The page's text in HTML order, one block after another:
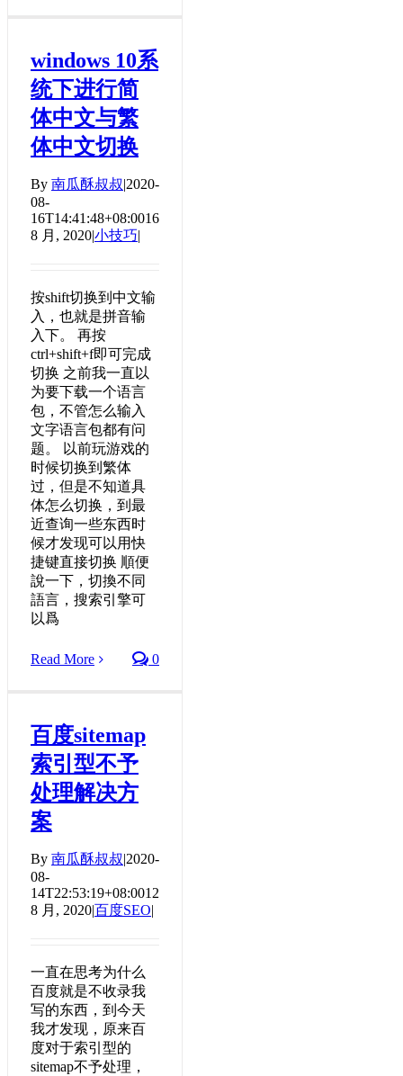
windows 10系
统下进行简
体中文与繁
体中文切换
By 南瓜酥叔叔|2020-
08-
16T14:41:48+08:0016
8 月, 2020|小技巧|
按shift切换到中文输
入，也就是拼音输
入下。 再按
ctrl+shift+f即可完成
切换 之前我一直以
为要下载一个语言
包，不管怎么输入
文字语言包都有问
题。 以前玩游戏的
时候切换到繁体
过，但是不知道具
体怎么切换，到最
近查询一些东西时
候才发现可以用快
捷键直接切换 順便
說一下，切換不同
語言，搜索引擎可
以爲
Read More 0
百度sitemap
索引型不予
处理解决方
案
By 南瓜酥叔叔|2020-
08-
14T22:53:19+08:0012
8 月, 2020|百度SEO|
一直在思考为什么
百度就是不收录我
写的东西，到今天
我才发现，原来百
度对于索引型的
sitemap不予处理，